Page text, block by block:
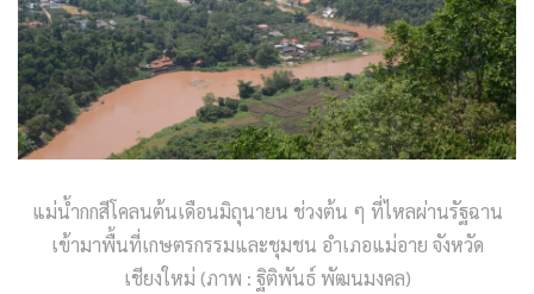
แม่น้ำกกสีโคลนต้นเดือนมิถุนายน ช่วงต้น ๆ ที่ไหลผ่านรัฐฉาน
เข้ามาพื้นที่เกษตรกรรมและชุมชน อำเภอแม่อาย จังหวัด
เชียงใหม่ (ภาพ : ฐิติพันธ์ พัฒนมงคล)